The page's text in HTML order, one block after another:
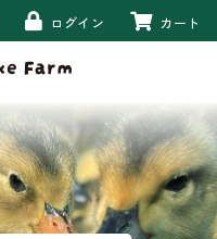
ログイン カート